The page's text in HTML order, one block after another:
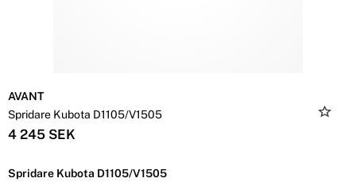
AVANT
Spridare Kubota D1105/V1505
4 245 SEK
Spridare Kubota D1105/V1505